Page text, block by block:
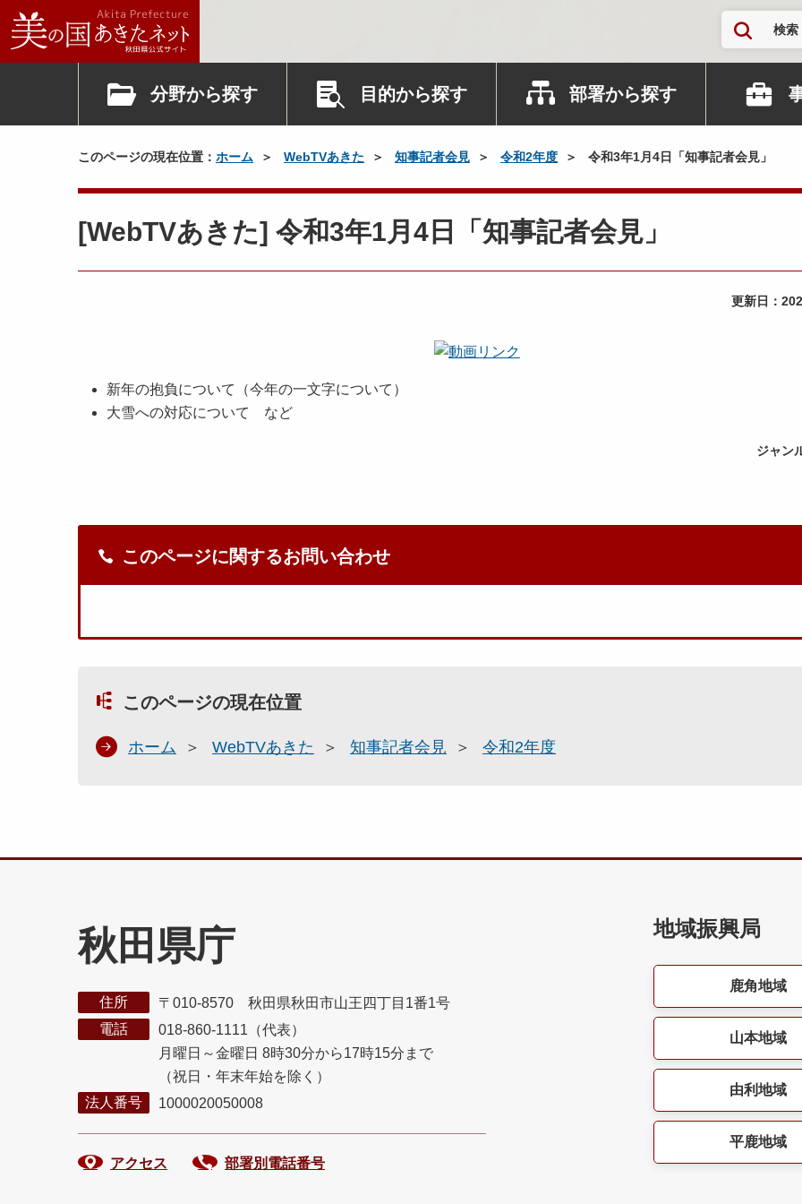
検索
分野から探す 目的から探す 部署から探す
このページの現在位置： ホーム WebTVあきた 知事記者会見 令和2年度 令和3年1月4日「知事記者会見」
[WebTVあきた] 令和3年1月4日「知事記者会見」
更新日：
新年の抱負について（今年の一文字について）
大雪への対応について など
ジャン
このページに関するお問い合わせ
このページの現在位置
ホーム WebTVあきた 知事記者会見 令和2年度
秋田県庁
住所
〒010-8570 秋田県秋田市山王四丁目1番1号
電話
018-860-1111（代表）
月曜日～金曜日 8時30分から17時15分まで
（祝日・年末年始を除く）
法人番号
1000020050008
アクセス 部署別電話番号
地域振興局
鹿角地域
山本地域
由利地域
平鹿地域